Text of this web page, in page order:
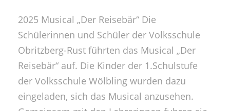
2025 Musical „Der Reisebär“ Die
Schülerinnen und Schüler der Volksschule
Obritzberg-Rust führten das Musical „Der
Reisebär“ auf. Die Kinder der 1.Schulstufe
der Volksschule Wölbling wurden dazu
eingeladen, sich das Musical anzusehen.